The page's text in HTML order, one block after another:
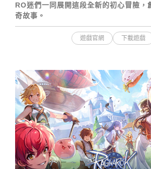
RO迷們一同展開這段全新的初心冒險，
奇故事。
遊戲官網 下載遊戲